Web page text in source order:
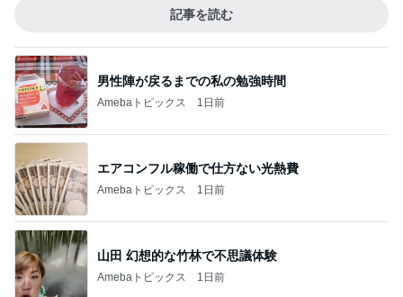
記事を読む
男性陣が戻るまでの私の勉強時間
Amebaトピックス 1日前
エアコンフル稼働で仕方ない光熱費
Amebaトピックス 1日前
山田 幻想的な竹林で不思議体験
Amebaトピックス 1日前